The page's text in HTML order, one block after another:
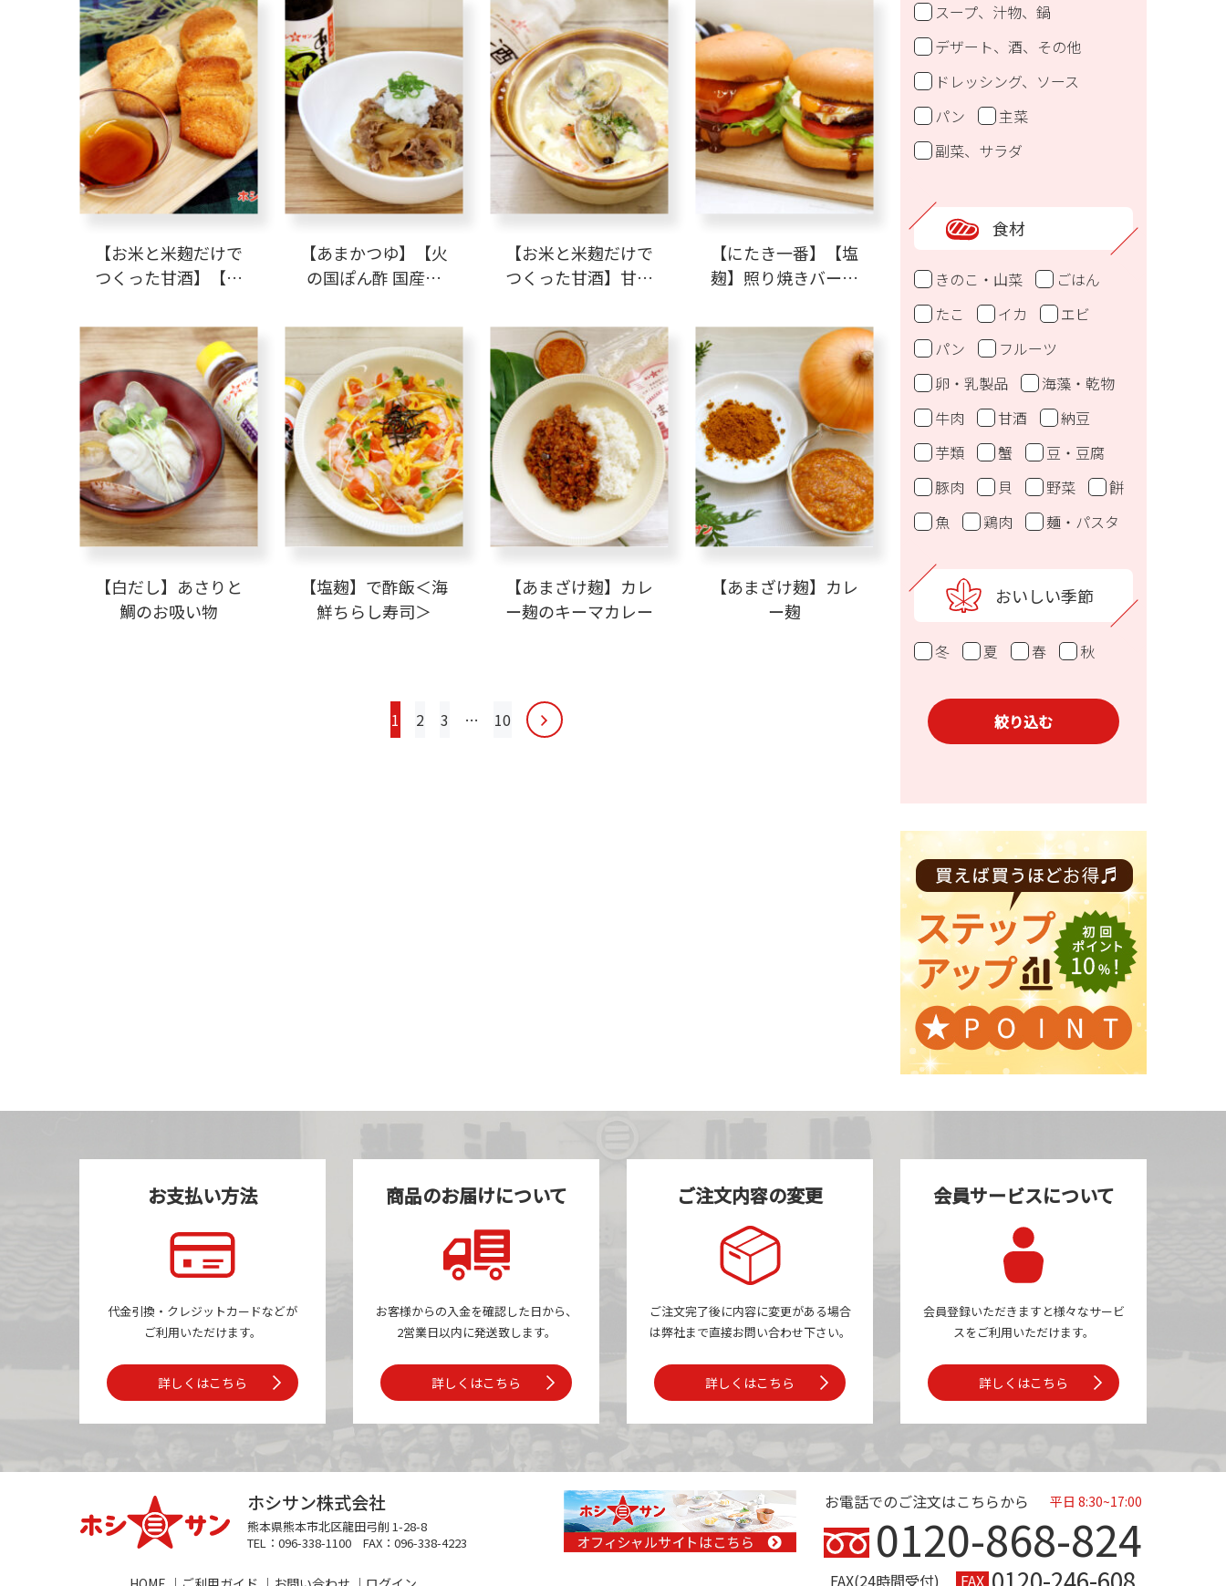
【お米と米麹だけで
つくった甘酒】【塩
ーン
【あまかつゆ】【火
の国ぽん酢 国産ゆ
丼
【お米と米麹だけで
つくった甘酒】甘酒
ウダー
【にたき一番】【塩
麹】照り焼きバーガ
【白だし】あさりと
鯛のお吸い物
【塩麹】で酢飯＜海
鮮ちらし寿司＞
【あまざけ麹】カレ
ー麹のキーマカレー
【あまざけ麹】カレ
ー麹
1 2 3 … 10
スープ、汁物、鍋
デザート、酒、その他
ドレッシング、ソース
パン
主菜
副菜、サラダ
食材
きのこ・山菜
ごはん
たこ
イカ
エビ
パン
フルーツ
卵・乳製品
海藻・乾物
牛肉
甘酒
納豆
芋類
蟹
豆・豆腐
豚肉
貝 野菜
餅
魚
鶏肉 麺・パスタ
おいしい季節
冬 夏 春 秋
絞り込む
お支払い方法
代金引換・クレジットカードなどが
ご利用いただけます。
詳しくはこちら
商品のお届けについて
お客様からの入金を確認した日から、
2営業日以内に発送致します。
詳しくはこちら
ご注文内容の変更
ご注文完了後に内容に変更がある場合
は弊社まで直接お問い合わせ下さい。
詳しくはこちら
会員サービスについて
会員登録いただきますと様々なサービ
スをご利用いただけます。
詳しくはこちら
お電話でのご注文はこちらから 平日 8:30~17:00
0120-868-824
FAX(24時間受付) FAX
ホシサン株式会社
熊本県熊本市北区龍田弓削 1-28-8
TEL：096-338-1100
FAX：096-338-4223